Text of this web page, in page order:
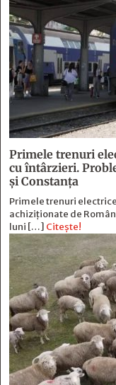
Primele trenuri
cu întârzieri.
și Constanța
Primele trenuri
achiziționate de
luni […] Citește!